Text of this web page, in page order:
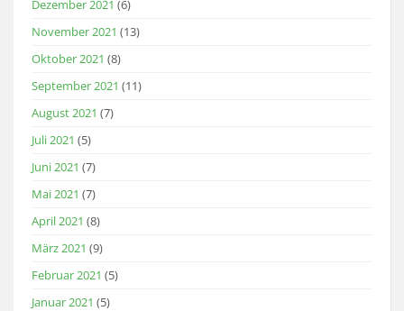
Dezember 2021 (6)
November 2021 (13)
Oktober 2021 (8)
September 2021 (11)
August 2021 (7)
Juli 2021 (5)
Juni 2021 (7)
Mai 2021 (7)
April 2021 (8)
März 2021 (9)
Februar 2021 (5)
Januar 2021 (5)